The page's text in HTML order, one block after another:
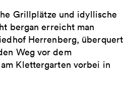
Grillplätze und idyllische
bergan erreicht man
Herrenberg, überquert
Weg vor dem
Klettergarten vorbei in